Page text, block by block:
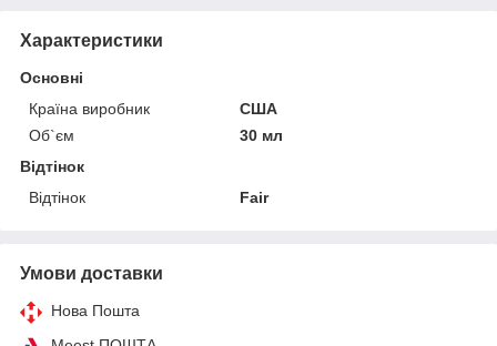
Характеристики
Основні
Країна виробник
США
Об`єм
30 мл
Відтінок
Відтінок
Fair
Умови доставки
Нова Пошта